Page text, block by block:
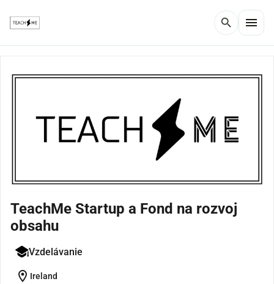
search menu
TeachMe Startup a Fond na rozvoj
obsahu
Vzdelávanie
location_on Ireland